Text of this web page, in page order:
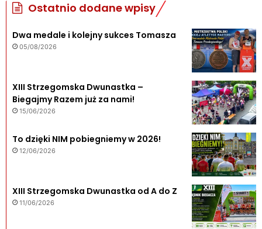
Ostatnio dodane wpisy
Dwa medale i kolejny sukces Tomasza
05/08/2026
XIII Strzegomska Dwunastka –
Biegajmy Razem już za nami!
15/06/2026
To dzięki NIM pobiegniemy w 2026!
12/06/2026
XIII Strzegomska Dwunastka od A do Z
11/06/2026